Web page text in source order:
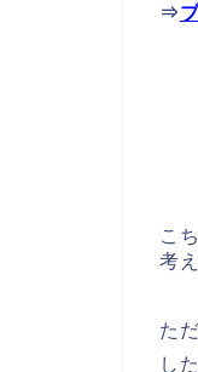
⇒
こ
考
た
し